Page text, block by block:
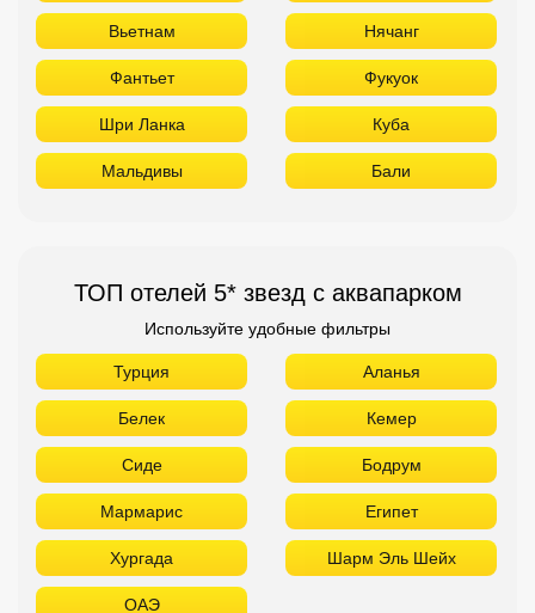
Као Лак Пхукет
Вьетнам Нячанг
Фантьет Фукуок
Шри Ланка Куба
ТОП отелей 5* звезд с аквапарком
Используйте удобные фильтры
Турция Аланья
Белек Кемер
Сиде Бодрум
Мармарис Египет